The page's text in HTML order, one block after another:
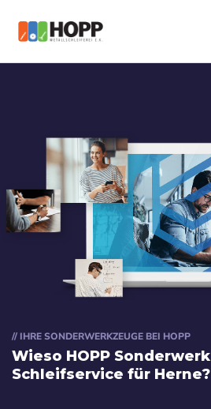
// IHRE SONDERWERKZEUGE BEI HOPP
Wieso HOPP
Schleifservice für Herne?